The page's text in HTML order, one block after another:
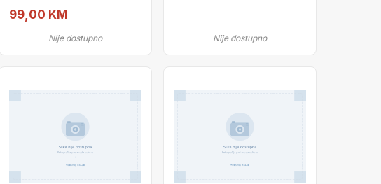
99,00 KM
Nije dostupno Nije dostupno